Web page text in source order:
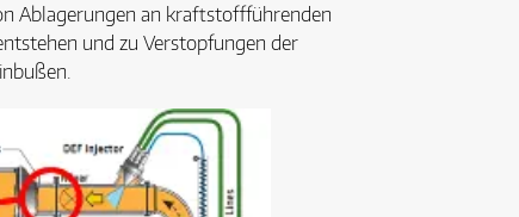
Ablagerungen an kraftstoffführenden
und zu Verstopfungen der